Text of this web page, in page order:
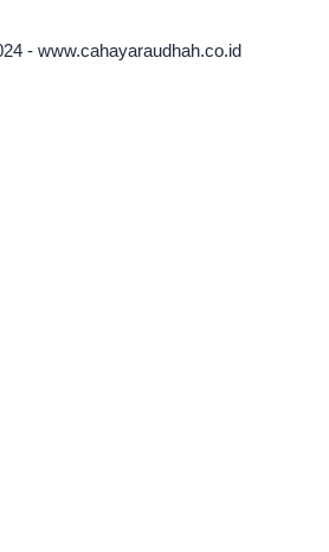
- www.cahayaraudhah.co.id